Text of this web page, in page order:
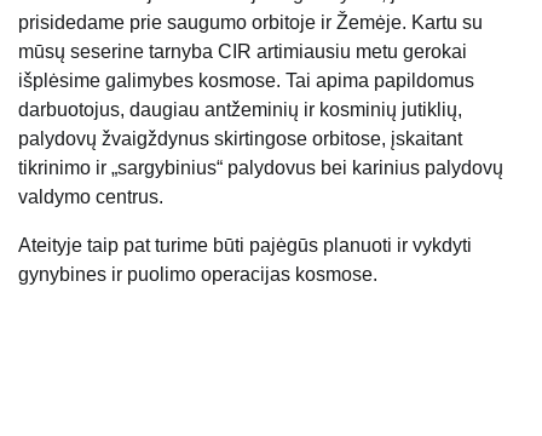
prisidedame prie saugumo orbitoje ir Žemėje. Kartu su
mūsų seserine tarnyba CIR artimiausiu metu gerokai
išplėsime galimybes kosmose. Tai apima papildomus
darbuotojus, daugiau antžeminių ir kosminių jutiklių,
palydovų žvaigždynus skirtingose ​​orbitose, įskaitant
tikrinimo ir „sargybinius“ palydovus bei karinius palydovų
valdymo centrus.
Ateityje taip pat turime būti pajėgūs planuoti ir vykdyti
gynybines ir puolimo operacijas kosmose.